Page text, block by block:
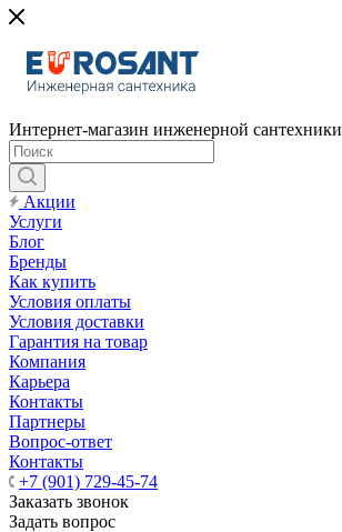
Интернет-магазин инженерной сантехники
Акции
Услуги
Блог
Бренды
Как купить
Условия оплаты
Условия доставки
Гарантия на товар
Компания
Карьера
Контакты
Партнеры
Вопрос-ответ
Контакты
+7 (901) 729-45-74
Заказать звонок
Задать вопрос